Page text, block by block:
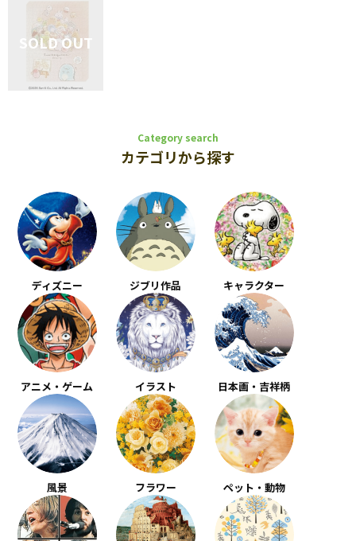
Category search
カテゴリから探す
ディズニー ジブリ作品 キャラクター
アニメ・ゲーム イラスト 日本画・吉祥柄
風景 フラワー ペット・動物